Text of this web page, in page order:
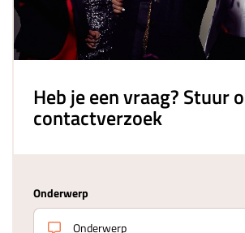
Heb je een vraag? Stuur
contactverzoek
Onderwerp